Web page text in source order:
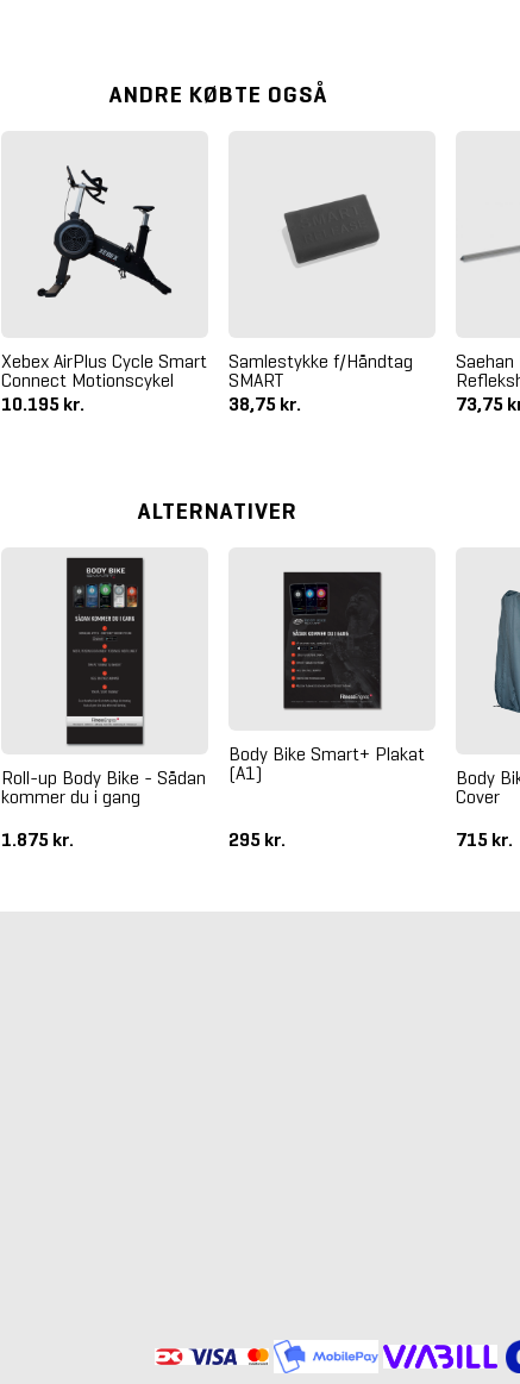
ANDRE KØBTE OGSÅ
Xebex AirPlus Cycle Smart
Connect Motionscykel
10.195 kr.
Samlestykke f/Håndtag
SMART
38,75 kr.
Saehan
73,75
ALTERNATIVER
Roll-up Body Bike - Sådan
kommer du i gang
1.875 kr.
Body Bike Smart+ Plakat
(A1)
295 kr.
Body
Cover
715 kr.